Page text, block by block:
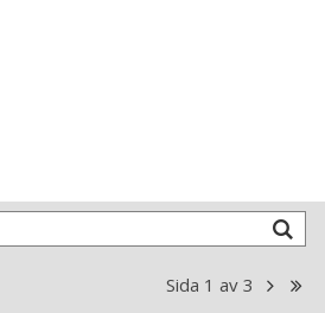
Sida 1 av 3